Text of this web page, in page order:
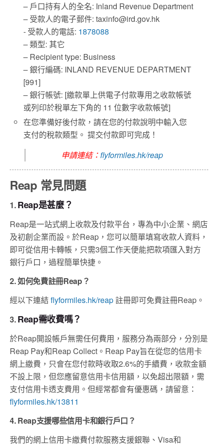
– 戶口持有人的全名: Inland Revenue Department
– 受款人的電子郵件:taxinfo@ird.gov.hk
‍- 受款人的電話: 1878088
– 類型: 其它
– Recipient type: Business
– 銀行編碼: INLAND REVENUE DEPARTMENT
[991]
– 銀行帳號: [繳款單上供電子付款專用之收款帳號
或列印於稅單左下角的 11 位數字收款帳號]‍
在您準備好後付款，請在您的付款說明中輸入您
支付的稅款類型。 提交付款即可完成！
申請連結：flyformiles.hk/reap
Reap 常見問題
1.Reap是甚麼？
Reap是一站式網上收款及付款平台，專為中小企業、網店
及初創企業而設。於Reap，您可以簡單填寫收款人資料，
即可從信用卡轉帳，只需3個工作天便能把款項匯入對方
銀行戶口，過程簡單快捷。
2. 如何免費註冊Reap？
經以下連結flyformiles.hk/reap註冊即可免費註冊Reap。
3.Reap需收費嗎？
於Reap開設帳戶無需任何費用，服務分為兩部分，分別是
Reap Pay和Reap Collect。Reap Pay旨在從您的信用卡
網上繳費，只會在您付款時收取2.6%的手續費，收款金額
不設上限，但您應留意信用卡信用額，以免超出限額，需
支付信用卡透支費用。但經常都會有優惠碼，請留意：
flyformiles.hk/13811
4. Reap支援哪些信用卡和銀行戶口？
我們的網上信用卡繳費付款服務支援銀聯、Visa和